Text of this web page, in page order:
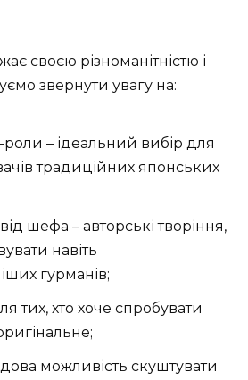
своєю різноманітністю і
звернути увагу на:
роли – ідеальний вибір для
традиційних японських
шефа – авторські творіння,
навіть
гурманів;
тих, хто хоче спробувати
можливість скуштувати